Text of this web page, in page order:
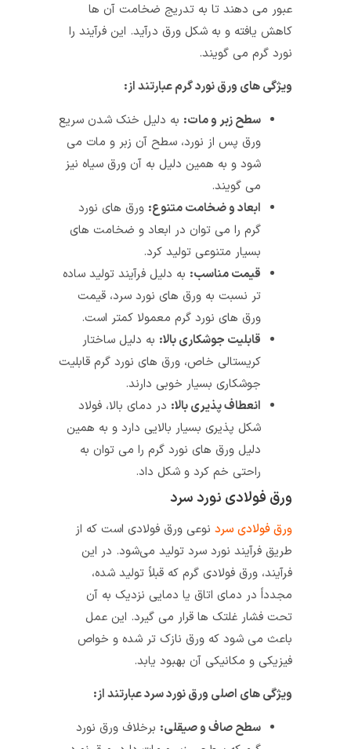
عبور می‌ دهند تا به تدریج ضخامت آن‌ ها
کاهش یافته و به شکل ورق درآید. این فرآیند را
نورد گرم می‌ گویند.
ویژگی‌ های ورق نورد گرم عبارتند از:
سطح زبر و مات:به دلیل خنک شدن سریع
ورق پس از نورد، سطح آن زبر و مات می‌
شود و به همین دلیل به آن ورق سیاه نیز
ابعاد و ضخامت متنوع:ورق‌ های نورد
گرم را می‌ توان در ابعاد و ضخامت‌ های
بسیار متنوعی تولید کرد.
قیمت مناسب:به دلیل فرآیند تولید ساده‌
تر نسبت به ورق‌ های نورد سرد، قیمت
ورق‌ های نورد گرم معمولا کمتر است.
قابلیت جوشکاری بالا:به دلیل ساختار
کریستالی خاص، ورق‌ های نورد گرم قابلیت
جوشکاری بسیار خوبی دارند.
انعطاف‌ پذیری بالا:در دمای بالا، فولاد
شکل‌ پذیری بسیار بالایی دارد و به همین
دلیل ورق‌ های نورد گرم را می‌ توان به
راحتی خم کرد و شکل داد.
ورق فولادی نورد سرد
ورق فولادی سردنوعی ورق فولادی است که از
طریق فرآیند نورد سرد تولید می‌شود. در این
فرآیند، ورق فولادی گرم که قبلاً تولید شده،
مجدداً در دمای اتاق یا دمایی نزدیک به آن
تحت فشار غلتک‌ ها قرار می‌ گیرد. این عمل
باعث می‌ شود که ورق نازک‌ تر شده و خواص
فیزیکی و مکانیکی آن بهبود یابد.
ویژگی‌ های اصلی ورق نورد سرد عبارتند از:
سطح صاف و صیقلی:برخلاف ورق نورد